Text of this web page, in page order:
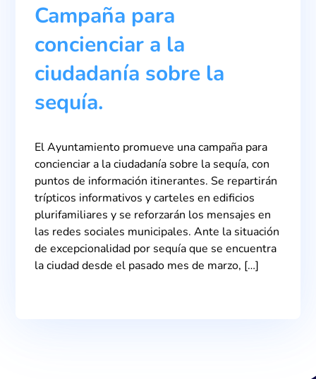
Campaña para
concienciar a la
ciudadanía sobre la
sequía.
El Ayuntamiento promueve una campaña para
concienciar a la ciudadanía sobre la sequía, con
puntos de información itinerantes. Se repartirán
trípticos informativos y carteles en edificios
plurifamiliares y se reforzarán los mensajes en
las redes sociales municipales. Ante la situación
de excepcionalidad por sequía que se encuentra
la ciudad desde el pasado mes de marzo, […]